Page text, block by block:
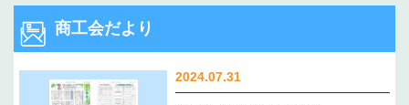
商工会だより
2024.07.31